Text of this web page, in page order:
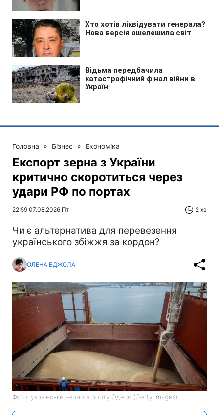
Головна » Бізнес » Економіка
Експорт зерна з України
критично скоротиться через
удари РФ по портах
22:59 07.08.2026 Пт 2 хв
Чи є альтернатива для перевезення
українського збіжжя за кордон?
ОЛЕНА БДЖОЛА
Фото: українське зерно в порту Одеси (Getty Images)